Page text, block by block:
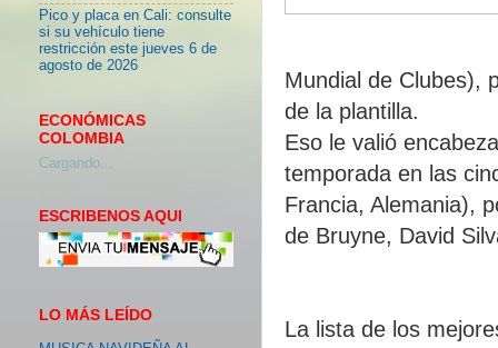
Mundial de Clubes),
de la plantilla.
Eso le valió
temporada en las
Francia, Alemania),
de Bruyne, David
La lista de los
Pico y placa en Cali: consulte
si su vehículo tiene
restricción este jueves 6 de
agosto de 2026
ECONÓMICAS
COLOMBIA
Cargando...
ESCRIBENOS AQUI
LO MÁS LEÍDO